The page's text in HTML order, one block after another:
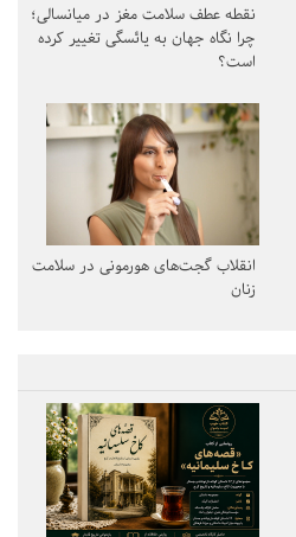
نقطه عطف سلامت مغز در میانسالی؛
چرا نگاه جهان به یائسگی تغییر کرده
است؟
انقلاب گجت‌های هورمونی در سلامت
زنان